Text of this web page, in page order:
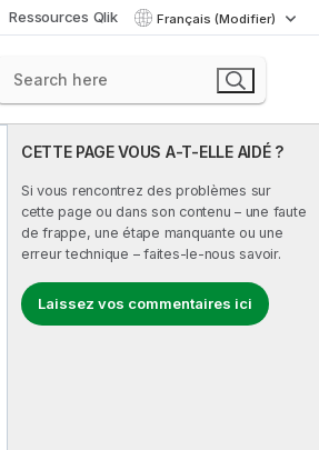
Ressources Qlik Français (Modifier)
CETTE PAGE VOUS A-T-ELLE AIDÉ ?
Si vous rencontrez des problèmes sur
cette page ou dans son contenu – une faute
de frappe, une étape manquante ou une
erreur technique – faites-le-nous savoir.
Laissez vos commentaires ici